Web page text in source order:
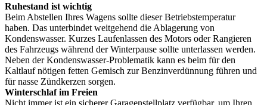
Ruhestand ist wichtig
Beim Abstellen Ihres Wagens sollte dieser Betriebstemperatur
haben. Das unterbindet weitgehend die Ablagerung von
Kondenswasser. Kurzes Laufenlassen des Motors oder Rangieren
des Fahrzeugs während der Winterpause sollte unterlassen werden.
Neben der Kondenswasser-Problematik kann es beim für den
Kaltlauf nötigen fetten Gemisch zur Benzinverdünnung führen und
für nasse Zündkerzen sorgen.
Winterschlaf im Freien
Nicht immer ist ein sicherer Garagenstellplatz verfügbar, um Ihren